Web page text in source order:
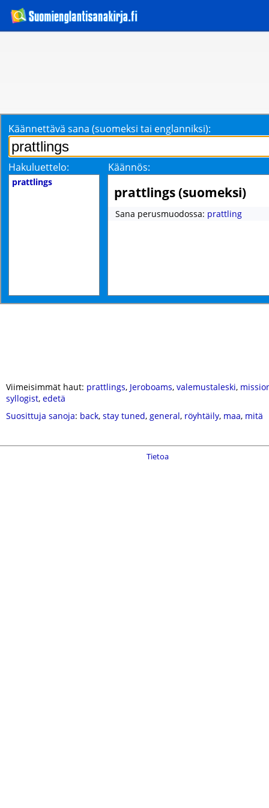
Käännettävä sana (suomeksi tai englanniksi):
Hakuluettelo: Käännös:
prattlings
prattlings (suomeksi)
Sana perusmuodossa: prattling
Viimeisimmät haut: prattlings, Jeroboams, valemustaleski,
syllogist, edetä
Suosittuja sanoja: back, stay tuned, general, röyhtäily, maa, mitä
Tietoa